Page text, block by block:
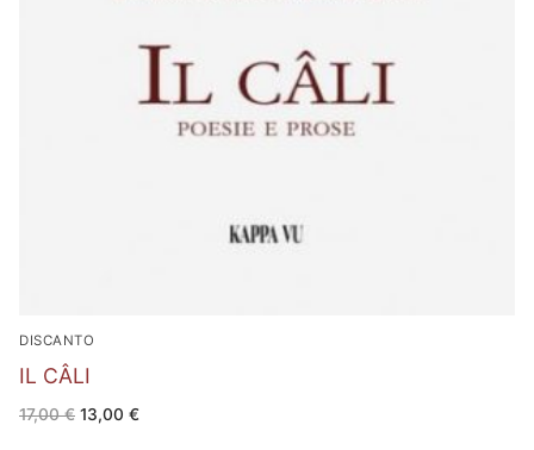
DISCANTO
IL CÂLI
17,00€ Il
prezzo
13,00 €Il